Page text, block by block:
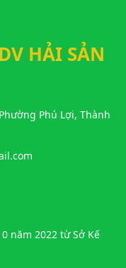
HẢI SẢN
Phú Lợi, Thành
năm 2022 từ Sở Kế